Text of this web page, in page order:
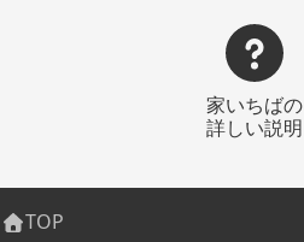
家いちばの
詳しい説明
TOP